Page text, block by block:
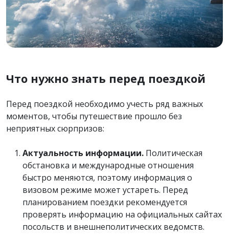
Что нужно знать перед поездкой
Перед поездкой необходимо учесть ряд важных
моментов, чтобы путешествие прошло без
неприятных сюрпризов:
Актуальность информации. Политическая
обстановка и международные отношения
быстро меняются, поэтому информация о
визовом режиме может устареть. Перед
планированием поездки рекомендуется
проверять информацию на официальных сайтах
посольств и внешнеполитических ведомств.